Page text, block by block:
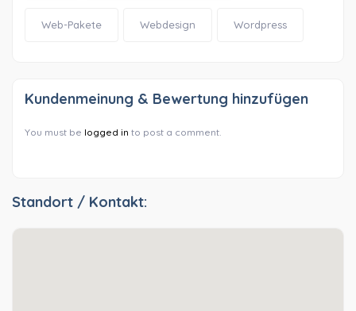
Web-Pakete Webdesign Wordpress
Kundenmeinung & Bewertung hinzufügen
You must be logged in to post a comment.
Standort / Kontakt: